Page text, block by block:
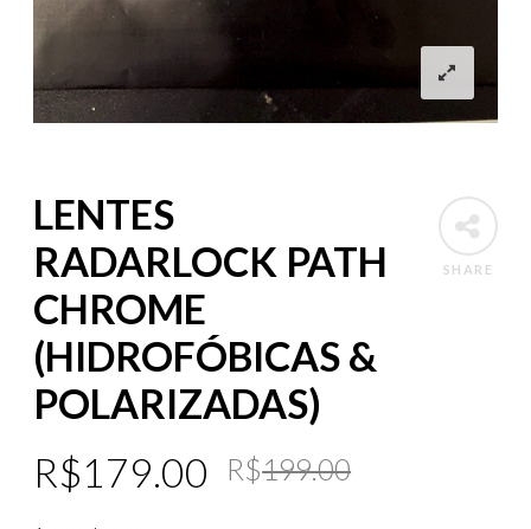
SHARE
LENTES
RADARLOCK PATH
CHROME
(HIDROFÓBICAS &
POLARIZADAS)
R$199.00Original
R$179.00
Current